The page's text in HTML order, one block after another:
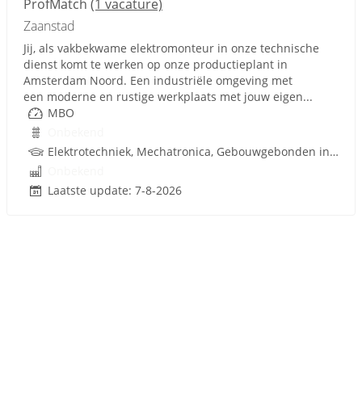
ProfMatch (1 vacature)
Zaanstad
Jij, als vakbekwame elektromonteur in onze technische
dienst komt te werken op onze productieplant in
Amsterdam Noord. Een industriële omgeving met
een moderne en rustige werkplaats met jouw eigen...
MBO
Elektrotechniek, Mechatronica, Gebouwgebonden installaties
Laatste update: 7-8-2026